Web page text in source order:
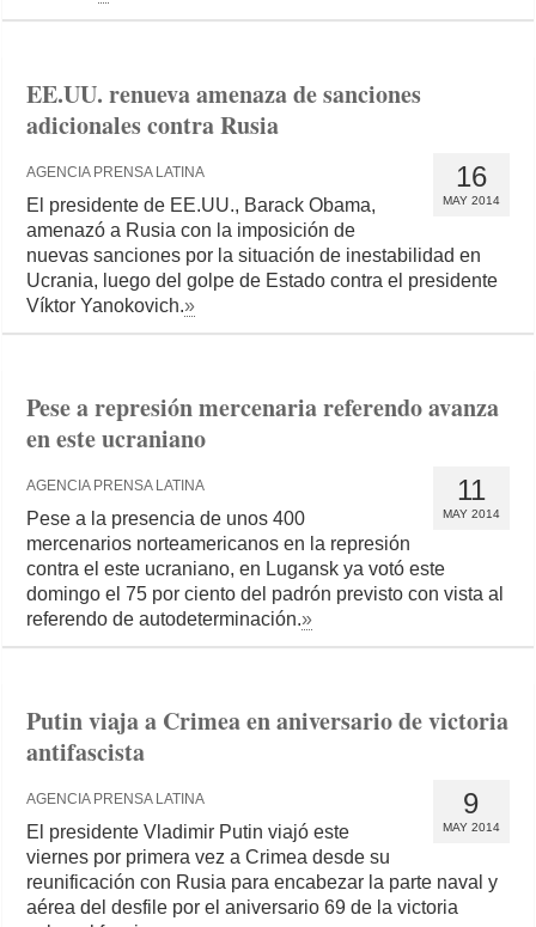
EE.UU. renueva amenaza de sanciones
adicionales contra Rusia
16
MAY 2014
AGENCIA PRENSA LATINA
El presidente de EE.UU., Barack Obama,
amenazó a Rusia con la imposición de
nuevas sanciones por la situación de inestabilidad en
Ucrania, luego del golpe de Estado contra el presidente
Víktor Yanokovich.»
Pese a represión mercenaria referendo avanza
en este ucraniano
11
MAY 2014
AGENCIA PRENSA LATINA
Pese a la presencia de unos 400
mercenarios norteamericanos en la represión
contra el este ucraniano, en Lugansk ya votó este
domingo el 75 por ciento del padrón previsto con vista al
referendo de autodeterminación.»
Putin viaja a Crimea en aniversario de victoria
antifascista
9
MAY 2014
AGENCIA PRENSA LATINA
El presidente Vladimir Putin viajó este
viernes por primera vez a Crimea desde su
reunificación con Rusia para encabezar la parte naval y
aérea del desfile por el aniversario 69 de la victoria